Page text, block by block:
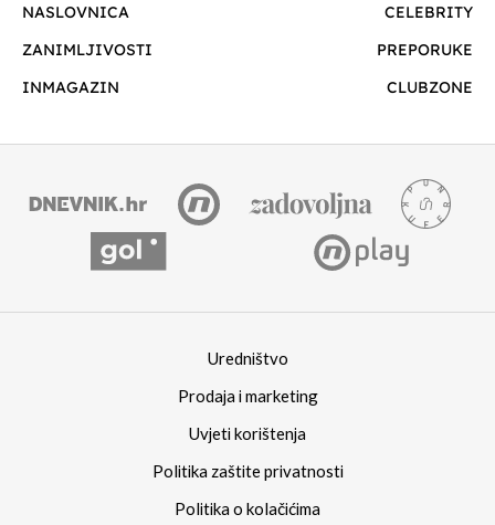
NASLOVNICA
CELEBRITY
ZANIMLJIVOSTI
PREPORUKE
INMAGAZIN
CLUBZONE
Uredništvo
Prodaja i marketing
Uvjeti korištenja
Politika zaštite privatnosti
Politika o kolačićima